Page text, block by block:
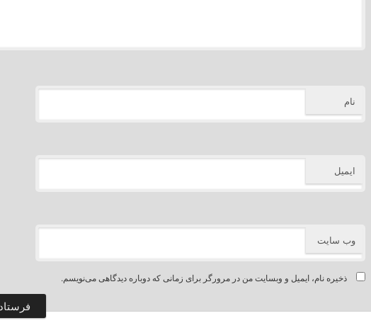
نام
ایمیل
وب‌ سایت
ذخیره نام، ایمیل و وبسایت من در مرورگر برای زمانی که دوباره دیدگاهی می‌نویسم.